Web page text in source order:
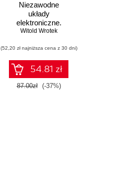
Niezawodne
układy
elektroniczne.
Podręcznik
Witold Wrotek
(52,20 zł najniższa cena z 30 dni)
54.81 zł
87.00zł (-37%)